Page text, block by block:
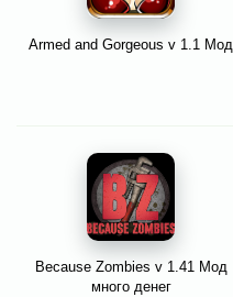
Armed and Gorgeous v 1.1 Мод
Because Zombies v 1.41 Мод
много денег